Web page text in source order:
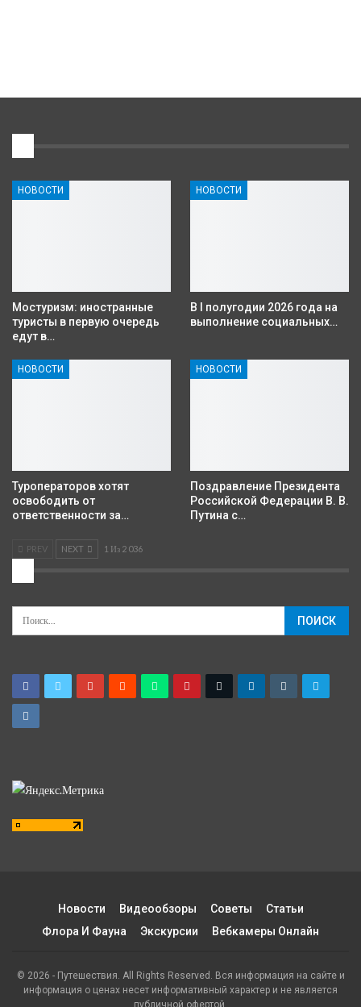
НОВОСТИ
Мостуризм: иностранные
туристы в первую очередь
едут в…
НОВОСТИ
В I полугодии 2026 года на
выполнение социальных…
НОВОСТИ
Туроператоров хотят
освободить от
ответственности за…
НОВОСТИ
Поздравление Президента
Российской Федерации В. В.
Путина с…
PREV NEXT 1 Из 2 036
Новости Видеообзоры Советы
Статьи
Флора И Фауна
Экскурсии Вебкамеры Онлайн
© 2026 - Путешествия. All Rights Reserved. Вся информация на сайте и
информация о ценах несет информативный характер и не является
публичной офертой.